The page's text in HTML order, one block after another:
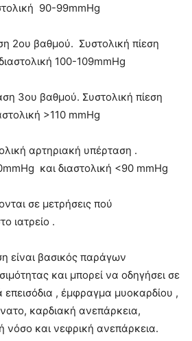
90-99mmHg
2ου βαθμού. Συστολική πίεση
100-109mmHg
3ου βαθμού. Συστολική πίεση
>110 mmHg
αρτηριακή υπέρταση .
και διαστολική <90 mmHg
σε μετρήσεις πού
ιατρείο .
είναι βασικός παράγων
και μπορεί να οδηγήσει σε
, έμφραγμα μυοκαρδίου ,
καρδιακή ανεπάρκεια,
νόσο και νεφρική ανεπάρκεια.